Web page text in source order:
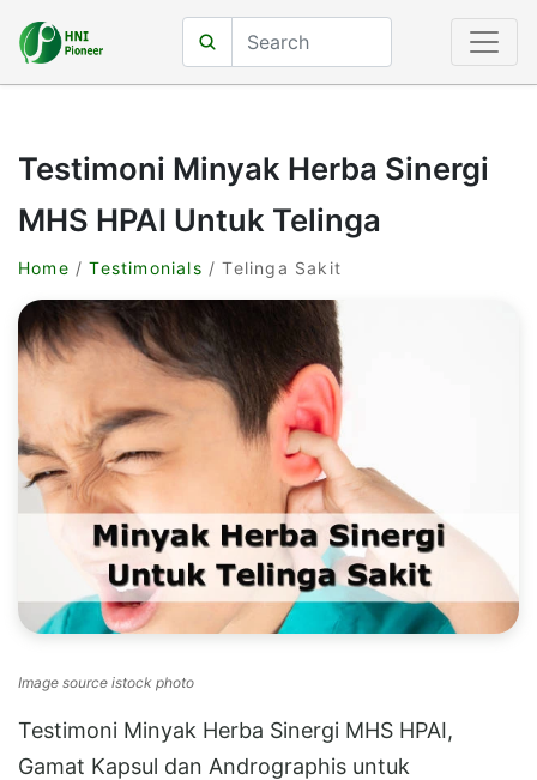
Testimoni Minyak Herba Sinergi
MHS HPAI Untuk Telinga
Home /Testimonials / Telinga Sakit
Image source istock photo
Testimoni Minyak Herba Sinergi MHS HPAI,
Gamat Kapsul dan Andrographis untuk